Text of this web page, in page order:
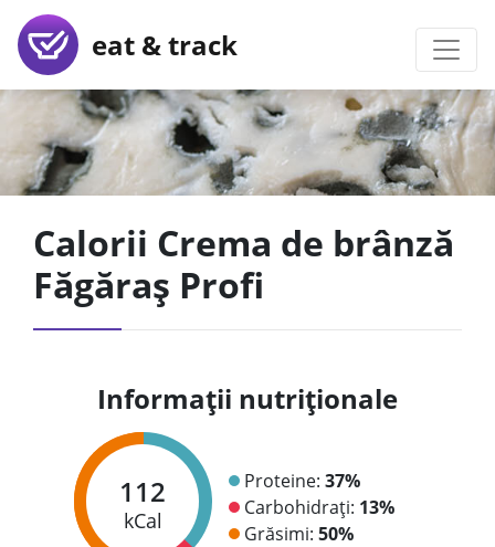
eat & track
Calorii Crema de brânză
Făgăraș Profi
Informații nutriționale
112
kCal
Proteine: 37%
Carbohidrați: 13%
Grăsimi: 50%